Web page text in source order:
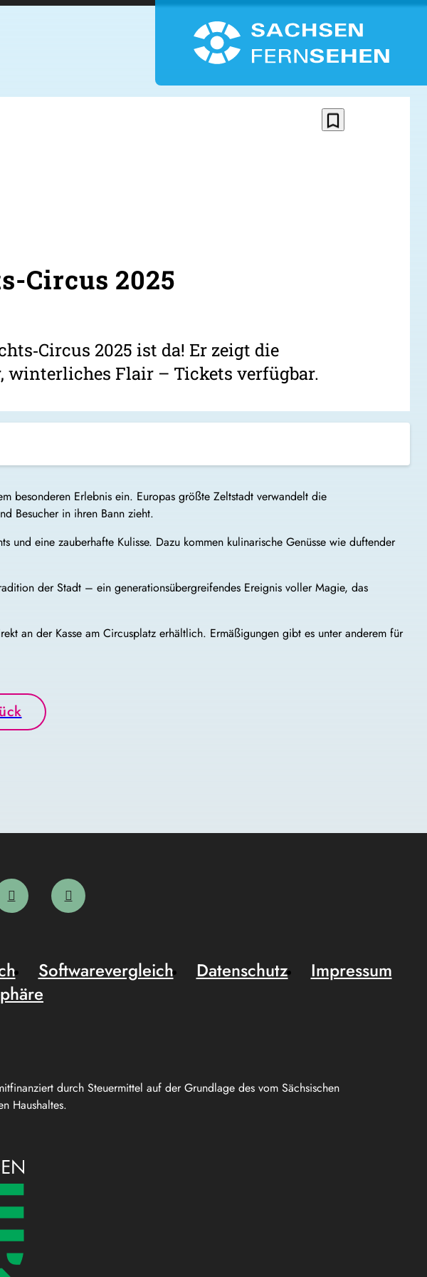
bookmark_border
Circus 2025
2025 ist da! Er zeigt die
Flair – Tickets verfügbar.
besonderen Erlebnis ein. Europas größte Zeltstadt verwandelt die
Besucher in ihren Bann zieht.
und eine zauberhafte Kulisse. Dazu kommen kulinarische Genüsse wie duftender
der Stadt – ein generationsübergreifendes Ereignis voller Magie, das
an der Kasse am Circusplatz erhältlich. Ermäßigungen gibt es unter anderem für
durch Steuermittel auf der Grundlage des vom Sächsischen
Haushaltes.
Softwarevergleich Datenschutz
Impressum